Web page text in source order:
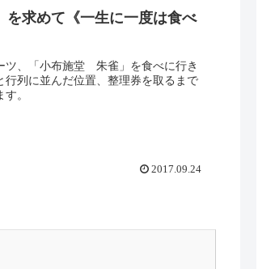
を求めて《一生に一度は食べ
ツ、「小布施堂 朱雀」を食べに行き
行列に並んだ位置、整理券を取るまで
。
2017.09.24